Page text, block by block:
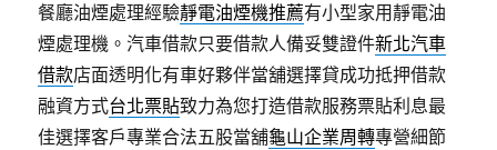
餐廳油煙處理經驗靜電油煙機推薦有小型家用靜電油
煙處理機。汽車借款只要借款人備妥雙證件新北汽車
借款店面透明化有車好夥伴當舖選擇貸成功抵押借款
融資方式台北票貼致力為您打造借款服務票貼利息最
佳選擇客戶專業合法五股當舖龜山企業周轉專營細節